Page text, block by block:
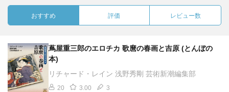
おすすめ 評価 レビュー数
蔦屋重三郎のエロチカ 歌麿の春画と吉原 (とんぼの
本)
リチャード・レイン 浅野秀剛 芸術新潮編集部
20 3.00 3